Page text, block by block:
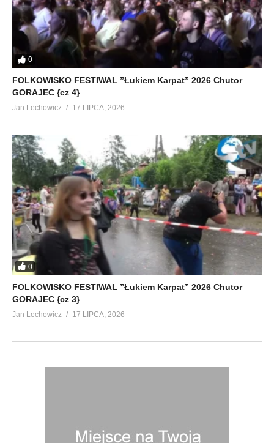
0
FOLKOWISKO FESTIWAL ”Łukiem Karpat” 2026 Chutor
GORAJEC {cz 4}
Jan Lechowicz 17 LIPCA, 2026
0
FOLKOWISKO FESTIWAL ”Łukiem Karpat” 2026 Chutor
GORAJEC {cz 3}
Jan Lechowicz 17 LIPCA, 2026